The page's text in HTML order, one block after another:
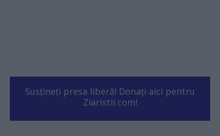
Susțineți presa liberă! Donați aici pentru
Ziaristii.com!